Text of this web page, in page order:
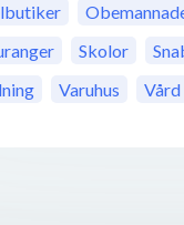
Skolor
Varuhus Vård